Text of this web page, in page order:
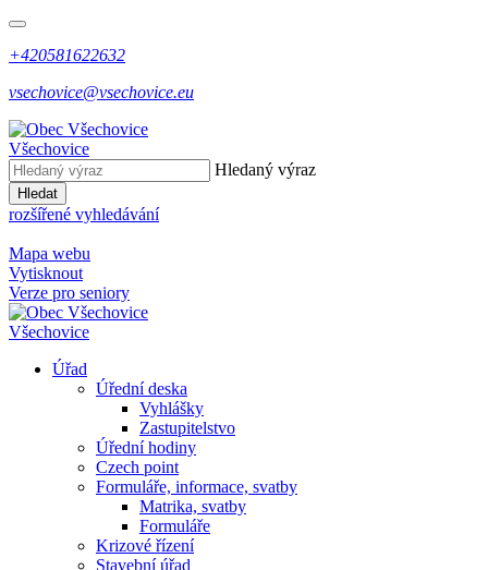
+420581622632
vsechovice@vsechovice.eu
Všechovice
Hledaný výraz
Hledat
rozšířené vyhledávání
Mapa webu
Vytisknout
Verze pro seniory
Všechovice
Úřad
Úřední deska
Vyhlášky
Zastupitelstvo
Úřední hodiny
Czech point
Formuláře, informace, svatby
Matrika, svatby
Formuláře
Krizové řízení
Stavební úřad